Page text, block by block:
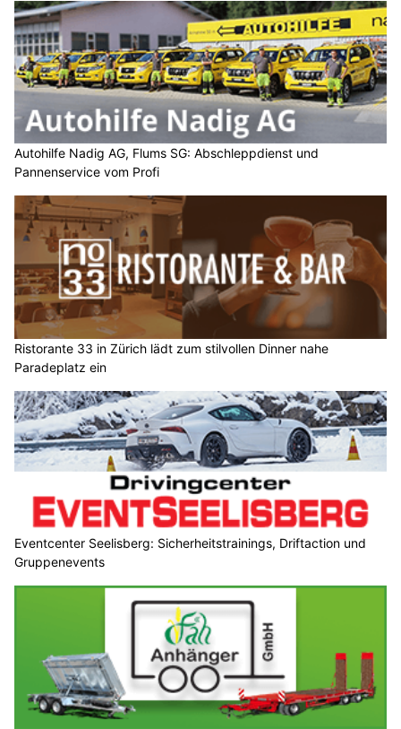
Autohilfe Nadig AG, Flums SG: Abschleppdienst und
Pannenservice vom Profi
Ristorante 33 in Zürich lädt zum stilvollen Dinner nahe
Paradeplatz ein
Eventcenter Seelisberg: Sicherheitstrainings, Driftaction und
Gruppenevents